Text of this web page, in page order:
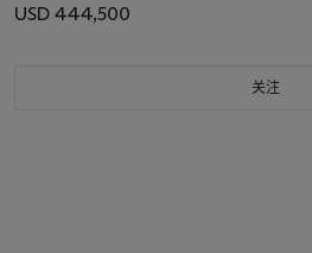
USD 444,500
关注